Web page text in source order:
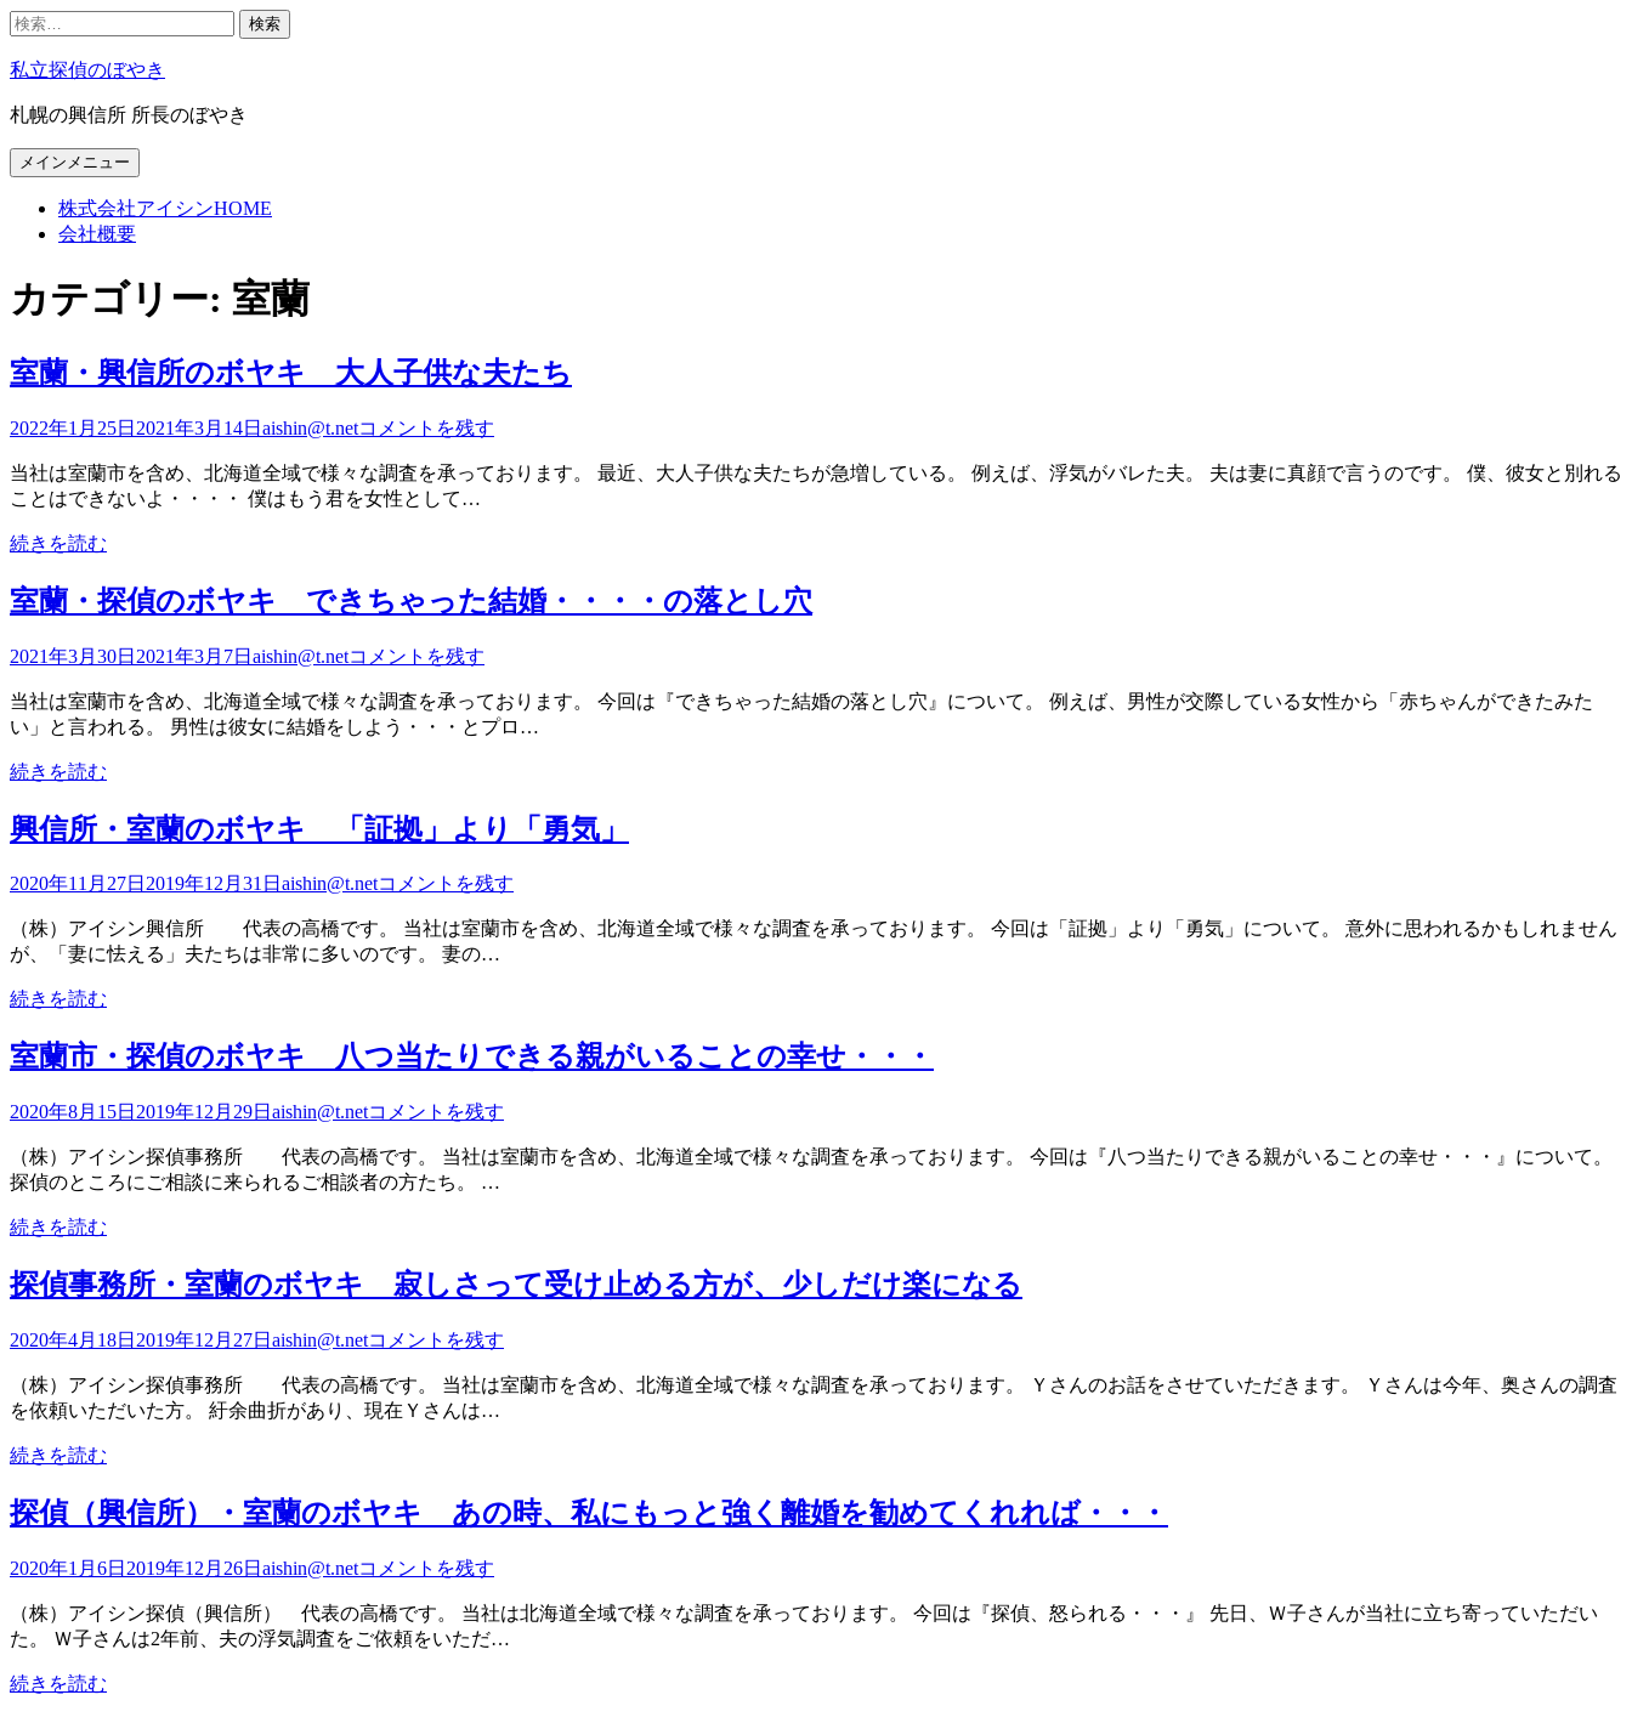
検
ン
テ
ン
ツ
へ
プ
私立探偵のぼやき
札幌の興信所 所長のぼやき
Facebook
Twitter
Google+
LinkedIn
Instagram
YouTube
Pinterest
Tumblr
VKメインメニュー
株式会社アイシンHOME
会社概要
カテゴリー: 室蘭
室蘭・興信所のボヤキ 大人子供な夫たち
2022年1月25日 2021年3月14日 aishin@t.netコメントを残す
当社は室蘭市を含め、北海道全域で様々な調査を承っております。 最近、大人子供な夫たちが急増している。 例えば、浮気がバレた夫。 夫は妻に真顔で言うのです。 僕、彼女と別れる
ことはできないよ・・・・ 僕はもう君を女性として…
続きを読む
室蘭・探偵のボヤキ できちゃった結婚・・・・の落とし穴
2021年3月30日 2021年3月7日 aishin@t.netコメントを残す
当社は室蘭市を含め、北海道全域で様々な調査を承っております。 今回は『できちゃった結婚の落とし穴』について。 例えば、男性が交際している女性から「赤ちゃんができたみた
い」と言われる。 男性は彼女に結婚をしよう・・・とプロ…
続きを読む
興信所・室蘭のボヤキ 「証拠」より「勇気」
2020年11月27日 2019年12月31日 aishin@t.netコメントを残す
（株）アイシン興信所 代表の高橋です。 当社は室蘭市を含め、北海道全域で様々な調査を承っております。 今回は「証拠」より「勇気」について。 意外に思われるかもしれません
が、「妻に怯える」夫たちは非常に多いのです。 妻の…
続きを読む
室蘭市・探偵のボヤキ 八つ当たりできる親がいることの幸せ・・・
2020年8月15日 2019年12月29日 aishin@t.netコメントを残す
（株）アイシン探偵事務所 代表の高橋です。 当社は室蘭市を含め、北海道全域で様々な調査を承っております。 今回は『八つ当たりできる親がいることの幸せ・・・』について。
探偵のところにご相談に来られるご相談者の方たち。 …
続きを読む
探偵事務所・室蘭のボヤキ 寂しさって受け止める方が、少しだけ楽になる
2020年4月18日 2019年12月27日 aishin@t.netコメントを残す
（株）アイシン探偵事務所 代表の高橋です。 当社は室蘭市を含め、北海道全域で様々な調査を承っております。 Ｙさんのお話をさせていただきます。 Ｙさんは今年、奥さんの調査
を依頼いただいた方。 紆余曲折があり、現在Ｙさんは…
続きを読む
探偵（興信所）・室蘭のボヤキ あの時、私にもっと強く離婚を勧めてくれれば・・・
2020年1月6日 2019年12月26日 aishin@t.netコメントを残す
（株）アイシン探偵（興信所） 代表の高橋です。 当社は北海道全域で様々な調査を承っております。 今回は『探偵、怒られる・・・』 先日、Ｗ子さんが当社に立ち寄っていただい
た。 Ｗ子さんは2年前、夫の浮気調査をご依頼をいただ…
続きを読む